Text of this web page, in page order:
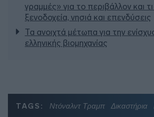
γραμμές» για το περιβάλλον και
ξενοδοχεία, νησιά και επενδύσεις
Τα ανοιχτά μέτωπα για την
ελληνικής βιομηχανίας
TAGS: Ντόναλντ Τραμπ Δικαστήρια